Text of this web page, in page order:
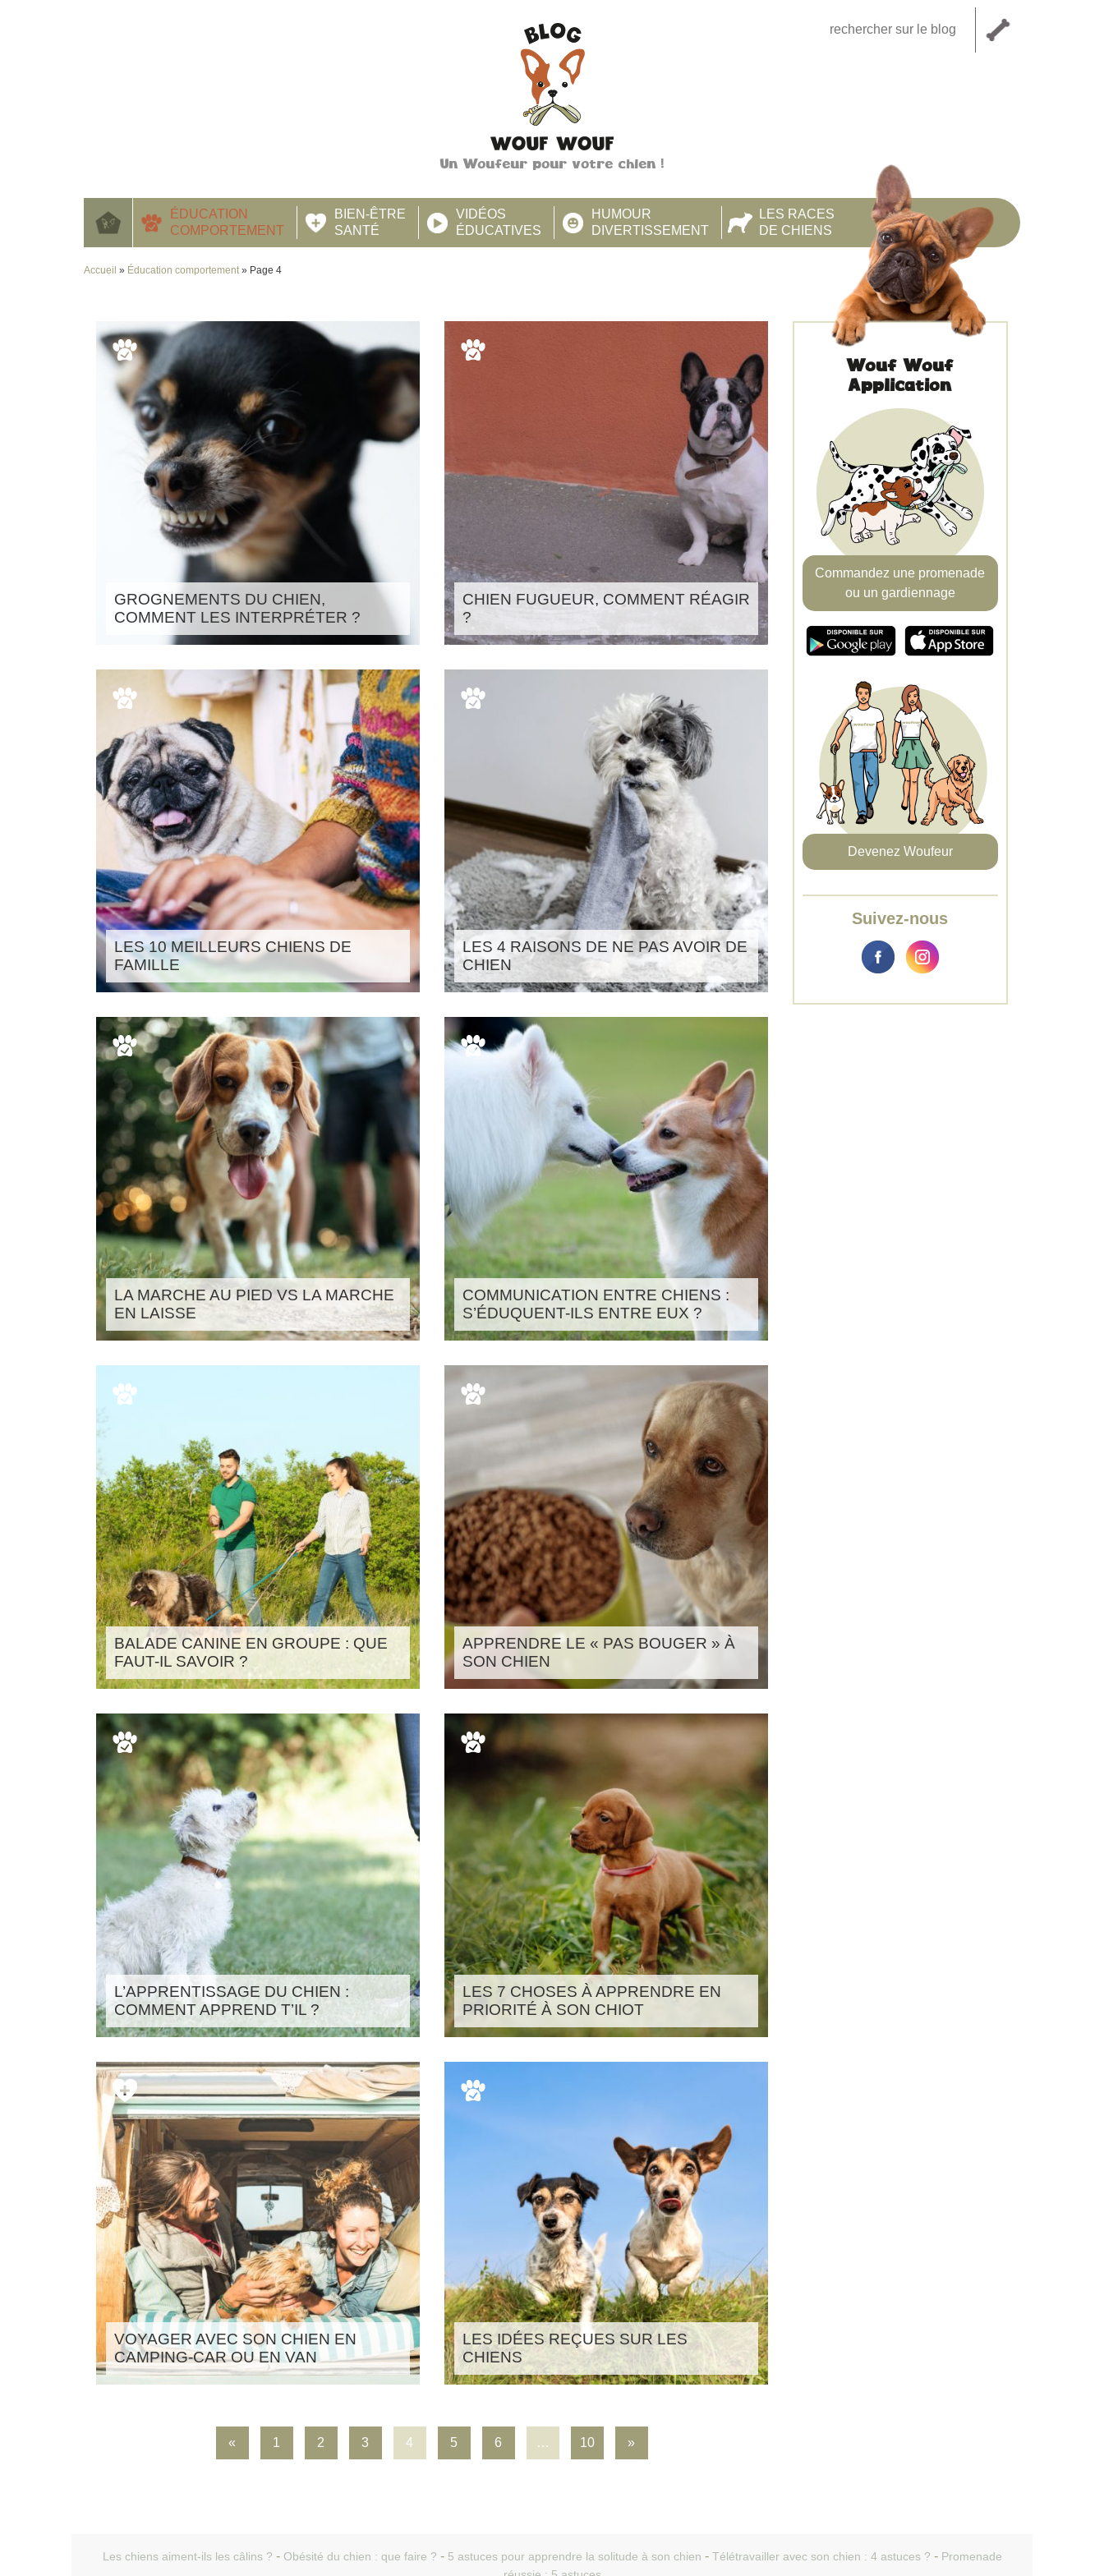
Un Woufeur pour votre chien !
ÉDUCATION
COMPORTEMENT
BIEN-ÊTRE
SANTÉ
VIDÉOS
ÉDUCATIVES
HUMOUR
DIVERTISSEMENT
LES RACES
DE CHIENS
Accueil » Éducation comportement » Page 4
GROGNEMENTS DU CHIEN,
COMMENT LES INTERPRÉTER ?
CHIEN FUGUEUR, COMMENT RÉAGIR
?
LES 10 MEILLEURS CHIENS DE
FAMILLE
LES 4 RAISONS DE NE PAS AVOIR DE
CHIEN
LA MARCHE AU PIED VS LA MARCHE
EN LAISSE
COMMUNICATION ENTRE CHIENS :
S’ÉDUQUENT-ILS ENTRE EUX ?
BALADE CANINE EN GROUPE : QUE
FAUT-IL SAVOIR ?
APPRENDRE LE « PAS BOUGER » À
SON CHIEN
L’APPRENTISSAGE DU CHIEN :
COMMENT APPREND T’IL ?
LES 7 CHOSES À APPRENDRE EN
PRIORITÉ À SON CHIOT
VOYAGER AVEC SON CHIEN EN
CAMPING-CAR OU EN VAN
LES IDÉES REÇUES SUR LES
CHIENS
« 1 2 3 4 5 6 … 10 »
Wouf Wouf
Application
Commandez une promenade
ou un gardiennage
Devenez Woufeur
Suivez-nous
Les chiens aiment-ils les câlins ? Obésité du chien : que faire ? 5 astuces pour apprendre la solitude à son chien Télétravailler avec son chien : 4 astuces ?
Promenade